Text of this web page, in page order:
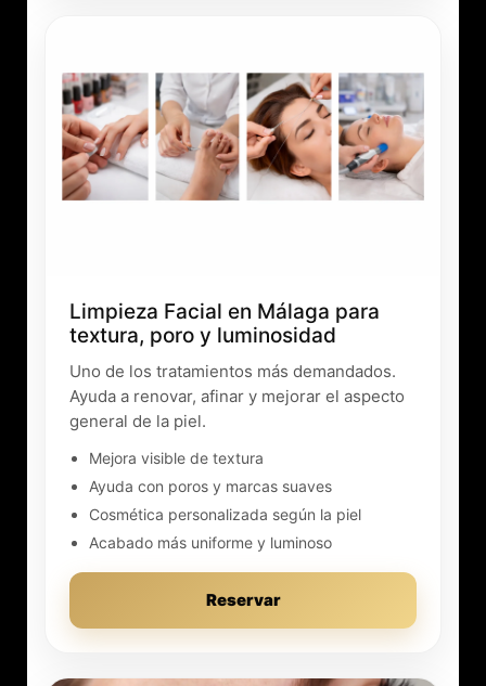
Limpieza Facial en Málaga para
textura, poro y luminosidad
Uno de los tratamientos más demandados.
Ayuda a renovar, afinar y mejorar el aspecto
general de la piel.
Mejora visible de textura
Ayuda con poros y marcas suaves
Cosmética personalizada según la piel
Acabado más uniforme y luminoso
Reservar